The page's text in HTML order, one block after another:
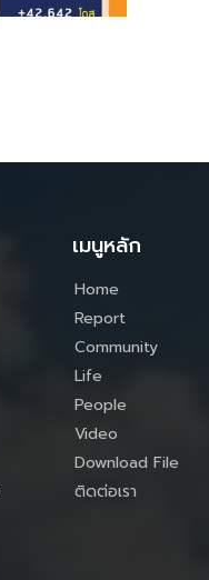
เมนูหลัก
Home
Report
Community
Life
People
Video
Download File
ติดต่อเรา